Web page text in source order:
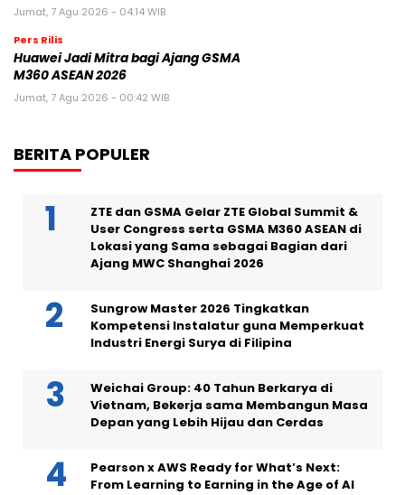
Jumat, 7 Agu 2026 - 04:14 WIB
Pers Rilis
Huawei Jadi Mitra bagi Ajang GSMA
M360 ASEAN 2026
Jumat, 7 Agu 2026 - 00:42 WIB
BERITA POPULER
ZTE dan GSMA Gelar ZTE Global Summit &
User Congress serta GSMA M360 ASEAN di
Lokasi yang Sama sebagai Bagian dari
Ajang MWC Shanghai 2026
Sungrow Master 2026 Tingkatkan
Kompetensi Instalatur guna Memperkuat
Industri Energi Surya di Filipina
Weichai Group: 40 Tahun Berkarya di
Vietnam, Bekerja sama Membangun Masa
Depan yang Lebih Hijau dan Cerdas
Pearson x AWS Ready for What’s Next:
From Learning to Earning in the Age of AI